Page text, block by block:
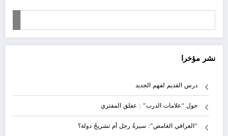
نشر مؤخرا
درس القديم لفهم الجديد
حول “علامات الدرب” : عفلق المفتري
“العراقي الغامض”: سيرةُ رجل أم تشريحُ دولة؟